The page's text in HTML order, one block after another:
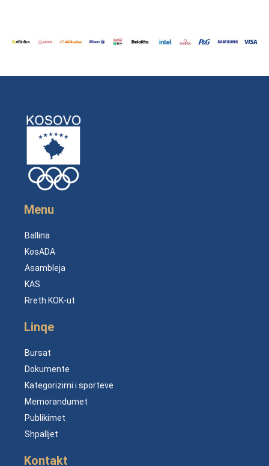
Menu
Ballina
KosADA
Asambleja
KAS
Rreth KOK-ut
Linqe
Bursat
Dokumente
Kategorizimi i sporteve
Memorandumet
Publikimet
Shpalljet
Kontakt